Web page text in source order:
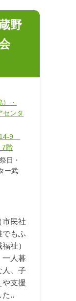
野
・
センタ
14-9
7階
日・
ー武
市民社
でもふ
祉）
一人暮
人、子
や支援
た..